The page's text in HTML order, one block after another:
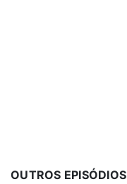
OUTROS EPISÓDIOS